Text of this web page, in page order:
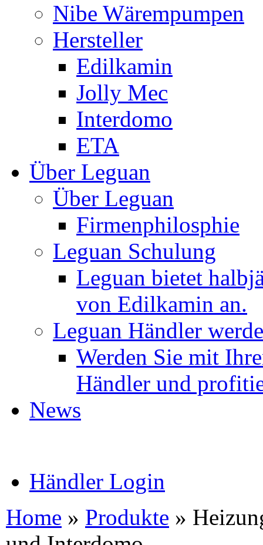
Nibe Wärempumpen
Hersteller
Edilkamin
Jolly Mec
Interdomo
ETA
Über Leguan
Über Leguan
Firmenphilosphie
Leguan Schulung
Leguan bietet
von Edilkamin an.
Leguan Händler
Werden Sie mit
Händler und
News
Händler Login
Home » Produkte »